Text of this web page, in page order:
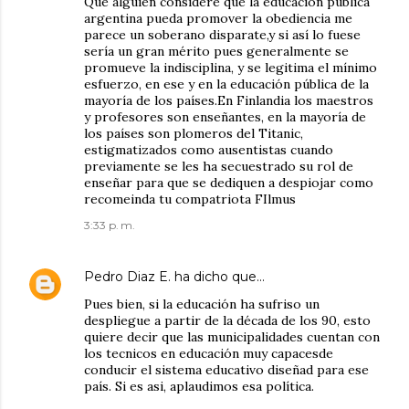
argentina pueda promover la obediencia me
parece un soberano disparate,y si así lo fuese
sería un gran mérito pues generalmente se
promueve la indisciplina, y se legitima el mínimo
esfuerzo, en ese y en la educación pública de la
mayoría de los países.En Finlandia los maestros
y profesores son enseñantes, en la mayoría de
los países son plomeros del Titanic,
estigmatizados como ausentistas cuando
previamente se les ha secuestrado su rol de
enseñar para que se dediquen a despiojar como
recomeinda tu compatriota FIlmus
3:33 p. m.
Pedro Diaz E. ha dicho que…
Pues bien, si la educación ha sufriso un
despliegue a partir de la década de los 90, esto
quiere decir que las municipalidades cuentan con
los tecnicos en educación muy capacesde
conducir el sistema educativo diseñad para ese
país. Si es asi, aplaudimos esa política.